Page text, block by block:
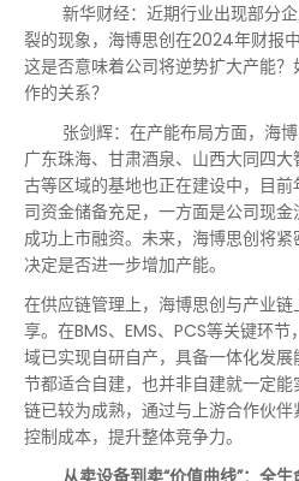
新华财经：近期行业出现部分企
裂的现象，海博思创在2024年财报中
这是否意味着公司将逆势扩大产能
作的关系？
张剑辉：在产能布局方面，海博
广东珠海、甘肃酒泉、山西大同四
古等区域的基地也正在建设中，目
司资金储备充足，一方面是公司现
成功上市融资。未来，海博思创将
决定是否进一步增加产能。
在供应链管理上，海博思创与产业
享。在BMS、EMS、PCS等关键环
域已实现自研自产，具备一体化发
节都适合自建，也并非自建就一定
链已较为成熟，通过与上游合作伙
控制成本，提升整体竞争力。
从卖设备到卖“价值曲线”：全生